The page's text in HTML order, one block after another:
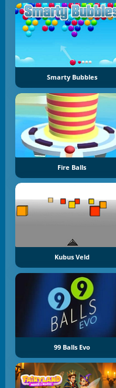
Smarty Bubbles
Fire Balls
Kubus Veld
99 Balls Evo